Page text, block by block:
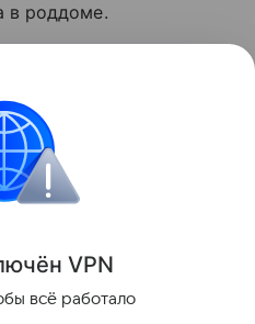
в роддоме.
решил, что мальчик
без имени. В день
мальчику дали имя
что это принесет ему
Поделиться
ён VPN
всё работало